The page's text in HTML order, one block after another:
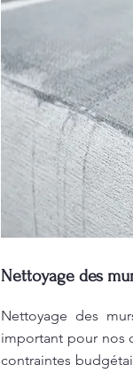
Nettoyage des
Nettoyage des
important pour nos
contraintes